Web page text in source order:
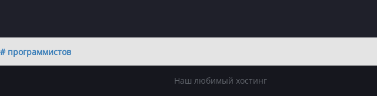
Пройди тесты C# тест (легкий)
программистов
Наш любимый хостинг